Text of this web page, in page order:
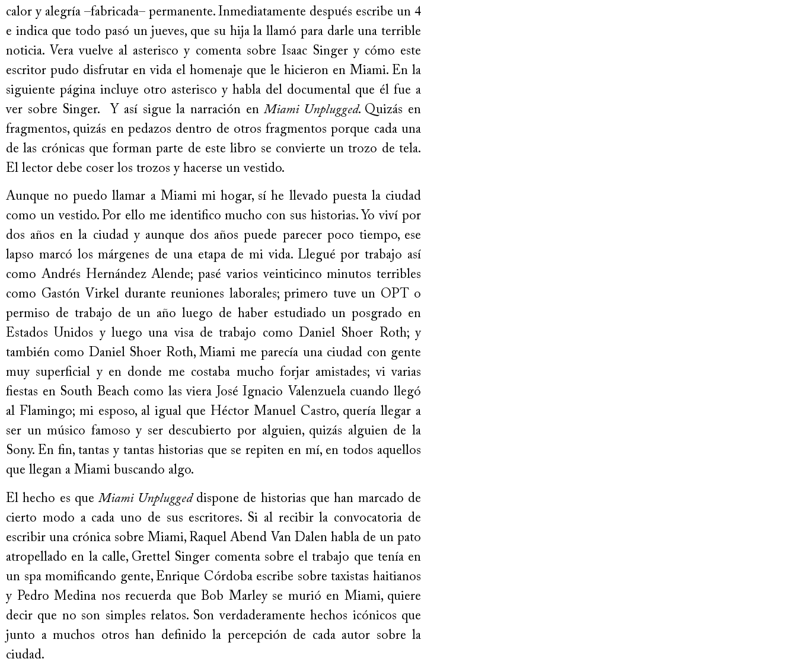
calor y alegría –fabricada– permanente. Inmediatamente después escribe un 4
e indica que todo pasó un jueves, que su hija la llamó para darle una terrible
noticia. Vera vuelve al asterisco y comenta sobre Isaac Singer y cómo este
escritor pudo disfrutar en vida el homenaje que le hicieron en Miami. En la
siguiente página incluye otro asterisco y habla del documental que él fue a
ver sobre Singer. Y así sigue la narración enMiami Unplugged. Quizás en
fragmentos, quizás en pedazos dentro de otros fragmentos porque cada una
de las crónicas que forman parte de este libro se convierte un trozo de tela.
El lector debe coser los trozos y hacerse un vestido.
Aunque no puedo llamar a Miami mi hogar, sí he llevado puesta la ciudad
como un vestido. Por ello me identifico mucho con sus historias. Yo viví por
dos años en la ciudad y aunque dos años puede parecer poco tiempo, ese
lapso marcó los márgenes de una etapa de mi vida. Llegué por trabajo así
como Andrés Hernández Alende; pasé varios veinticinco minutos terribles
como Gastón Virkel durante reuniones laborales; primero tuve un OPT o
permiso de trabajo de un año luego de haber estudiado un posgrado en
Estados Unidos y luego una visa de trabajo como Daniel Shoer Roth; y
también como Daniel Shoer Roth, Miami me parecía una ciudad con gente
muy superficial y en donde me costaba mucho forjar amistades; vi varias
fiestas en South Beach como las viera José Ignacio Valenzuela cuando llegó
al Flamingo; mi esposo, al igual que Héctor Manuel Castro, quería llegar a
ser un músico famoso y ser descubierto por alguien, quizás alguien de la
Sony. En fin, tantas y tantas historias que se repiten en mí, en todos aquellos
que llegan a Miami buscando algo.
El hecho es queMiami Unpluggeddispone de historias que han marcado de
cierto modo a cada uno de sus escritores. Si al recibir la convocatoria de
escribir una crónica sobre Miami, Raquel Abend Van Dalen habla de un pato
atropellado en la calle, Grettel Singer comenta sobre el trabajo que tenía en
un spa momificando gente, Enrique Córdoba escribe sobre taxistas haitianos
y Pedro Medina nos recuerda que Bob Marley se murió en Miami, quiere
decir que no son simples relatos. Son verdaderamente hechos icónicos que
junto a muchos otros han definido la percepción de cada autor sobre la
ciudad.